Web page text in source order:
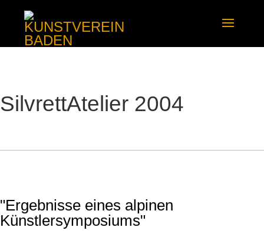
SilvrettAtelier 2004
"Ergebnisse eines alpinen
Künstlersymposiums"